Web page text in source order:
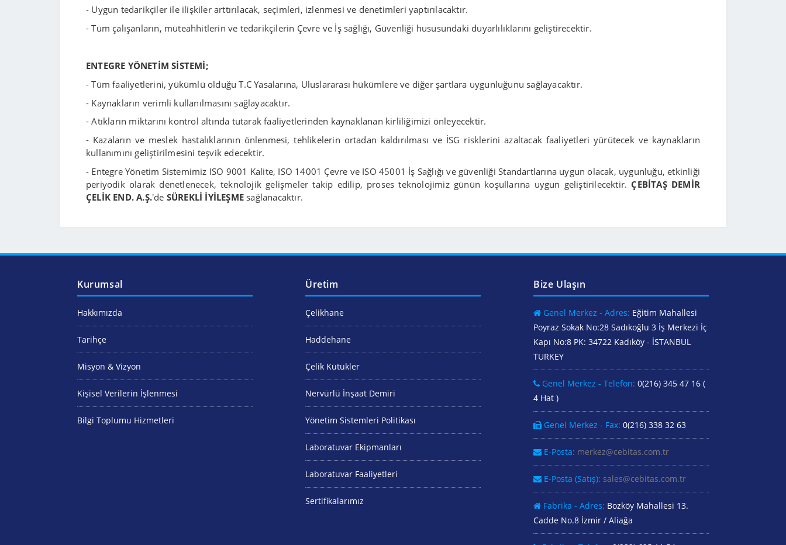
- Uygun tedarikçiler ile ilişkiler arttırılacak, seçimleri, izlenmesi ve denetimleri yaptırılacaktır.
- Tüm çalışanların, müteahhitlerin ve tedarikçilerin Çevre ve İş sağlığı, Güvenliği hususundaki duyarlılıklarını geliştirecektir.
ENTEGRE YÖNETİM SİSTEMİ;
- Tüm faaliyetlerini, yükümlü olduğu T.C Yasalarına, Uluslararası hükümlere ve diğer şartlara uygunluğunu sağlayacaktır.
- Kaynakların verimli kullanılmasını sağlayacaktır.
- Atıkların miktarını kontrol altında tutarak faaliyetlerinden kaynaklanan kirliliğimizi önleyecektir.
- Kazaların ve meslek hastalıklarının önlenmesi, tehlikelerin ortadan kaldırılması ve İSG risklerini azaltacak faaliyetleri yürütecek ve kaynakların
kullanımını geliştirilmesini teşvik edecektir.
- Entegre Yönetim Sistemimiz ISO 9001 Kalite, ISO 14001 Çevre ve ISO 45001 İş Sağlığı ve güvenliği Standartlarına uygun olacak, uygunluğu, etkinliği
periyodik olarak denetlenecek, teknolojik gelişmeler takip edilip, proses teknolojimiz günün koşullarına uygun geliştirilecektir. ÇEBİTAŞ DEMİR
ÇELİK END. A.Ş.'de SÜREKLİ İYİLEŞMEsağlanacaktır.
Kurumsal
Hakkımızda
Tarihçe
Misyon & Vizyon
Kişisel Verilerin İşlenmesi
Bilgi Toplumu Hizmetleri
Üretim
Çelikhane
Haddehane
Çelik Kütükler
Nervürlü İnşaat Demiri
Yönetim Sistemleri Politikası
Laboratuvar Ekipmanları
Laboratuvar Faaliyetleri
Sertifikalarımız
Bize Ulaşın
Genel Merkez - Adres: Eğitim Mahallesi
Poyraz Sokak No:28 Sadıkoğlu 3 İş Merkezi İç
Kapı No:8 PK: 34722 Kadıköy - İSTANBUL
TURKEY
Genel Merkez - Telefon: 0(216) 345 47 16 (
4 Hat )
Genel Merkez - Fax: 0(216) 338 32 63
E-Posta: merkez@cebitas.com.tr
E-Posta (Satış): sales@cebitas.com.tr
Fabrika - Adres: Bozköy Mahallesi 13.
Cadde No.8 İzmir / Aliağa